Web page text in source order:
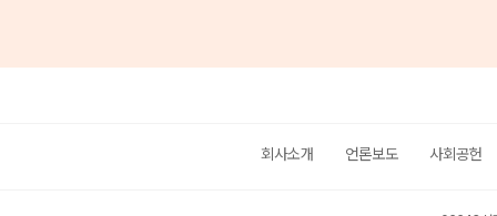
회사소개 언론보도 사회공헌